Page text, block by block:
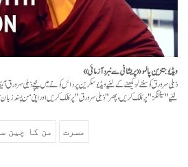
ویڈیو: تنزین پالمو ـ «پریشانی سے نبرد آزمائی»
ذیلی سرورق کو سننے/دیکھنے کے لئیے ویڈیو سکرین پر دائں کونے میں نیچے ذیلی
لئیے "سیٹنگز" پر کلک کریں، پھر "ذیلی سرورق" پر کلک کریں اور اپنی من پسند
مسرت من کا چین